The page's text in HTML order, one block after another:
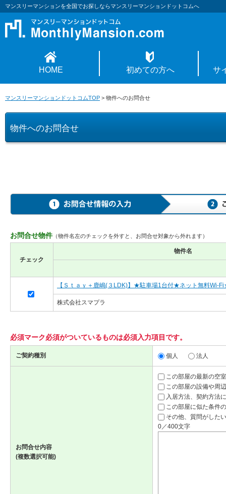
マンスリーマンションを全国でお探しならマンスリーマンションドットコムへ
HOME 初めての方へ サ
マンスリーマンションドットコムTOP > 物件へのお問合せ
物件へのお問合せ
お問合せ物件 （物件名左のチェックを外すと、お問合せ対象から外れます）
チェック
物件名
【Ｓｔａｙ＋鹿嶋(３LDK)】★駐車場1台付★ネット無料Wi-
株式会社スマプラ
必須マーク必須がついているものは必須入力項目です。
ご契約種別 個人 法人
お問合せ内容
(複数選択可能)
この部屋の最新の空
この部屋の設備や周
入居方法、契約方法
この部屋に似た条件
その他、質問がした
0／400文字